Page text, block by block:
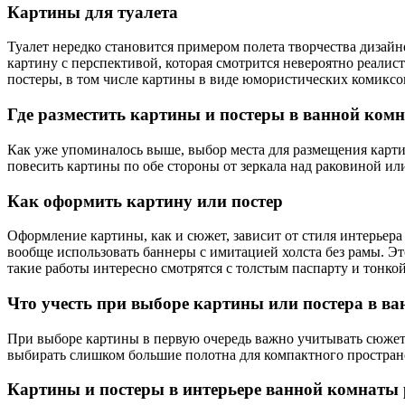
Картины для туалета
Туалет нередко становится примером полета творчества
картину с перспективой, которая смотрится невероятно
постеры, в том числе картины в виде юмористических
Где разместить картины и постеры в ванной
Как уже упоминалось выше, выбор места для размещения
повесить картины по обе стороны от зеркала над раковиной
Как оформить картину или постер
Оформление картины, как и сюжет, зависит от стиля
вообще использовать баннеры с имитацией холста без рамы.
такие работы интересно смотрятся с толстым паспарту и
Что учесть при выборе картины или постера в
При выборе картины в первую очередь важно учитывать
выбирать слишком большие полотна для компактного
Картины и постеры в интерьере ванной комнаты